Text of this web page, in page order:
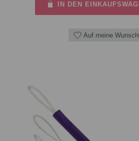
IN DEN
Auf meine